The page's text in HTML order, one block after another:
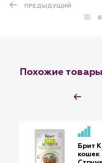
ПРЕДЫДУЩИЙ
Похожие товары
Брит
кошек